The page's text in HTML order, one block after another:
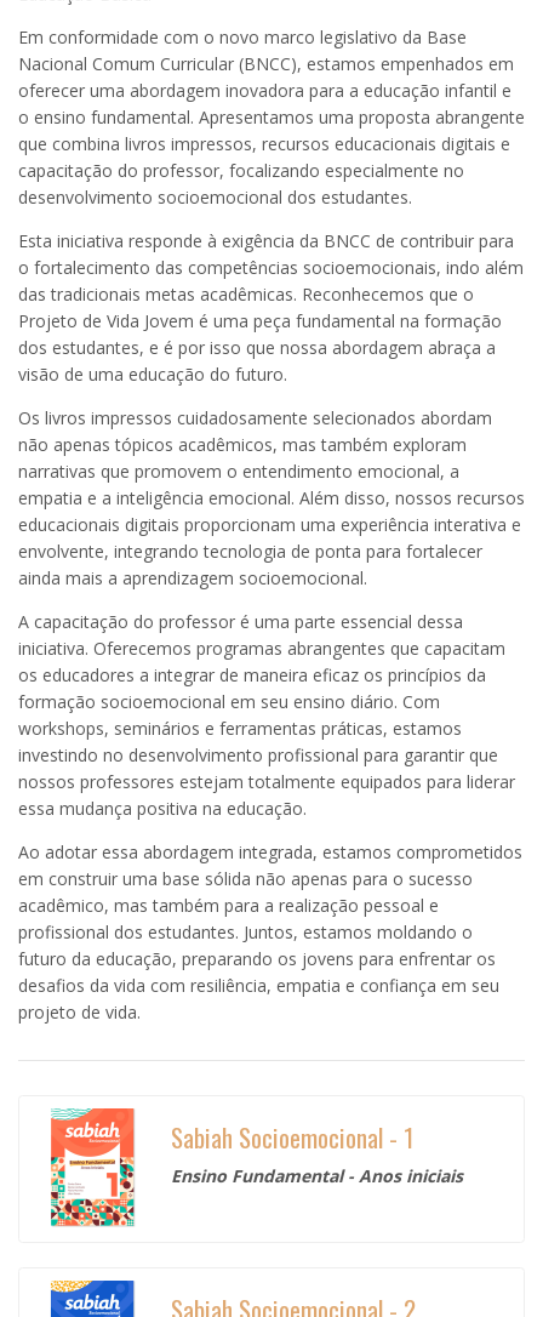
Em conformidade com o novo marco legislativo da Base
Nacional Comum Curricular (BNCC), estamos empenhados em
oferecer uma abordagem inovadora para a educação infantil e
o ensino fundamental. Apresentamos uma proposta abrangente
que combina livros impressos, recursos educacionais digitais e
capacitação do professor, focalizando especialmente no
desenvolvimento socioemocional dos estudantes.
Esta iniciativa responde à exigência da BNCC de contribuir para
o fortalecimento das competências socioemocionais, indo além
das tradicionais metas acadêmicas. Reconhecemos que o
Projeto de Vida Jovem é uma peça fundamental na formação
dos estudantes, e é por isso que nossa abordagem abraça a
visão de uma educação do futuro.
Os livros impressos cuidadosamente selecionados abordam
não apenas tópicos acadêmicos, mas também exploram
narrativas que promovem o entendimento emocional, a
empatia e a inteligência emocional. Além disso, nossos recursos
educacionais digitais proporcionam uma experiência interativa e
envolvente, integrando tecnologia de ponta para fortalecer
ainda mais a aprendizagem socioemocional.
A capacitação do professor é uma parte essencial dessa
iniciativa. Oferecemos programas abrangentes que capacitam
os educadores a integrar de maneira eficaz os princípios da
formação socioemocional em seu ensino diário. Com
workshops, seminários e ferramentas práticas, estamos
investindo no desenvolvimento profissional para garantir que
nossos professores estejam totalmente equipados para liderar
essa mudança positiva na educação.
Ao adotar essa abordagem integrada, estamos comprometidos
em construir uma base sólida não apenas para o sucesso
acadêmico, mas também para a realização pessoal e
profissional dos estudantes. Juntos, estamos moldando o
futuro da educação, preparando os jovens para enfrentar os
desafios da vida com resiliência, empatia e confiança em seu
projeto de vida.
Sabiah Socioemocional - 1
Ensino Fundamental - Anos iniciais
Sabiah Socioemocional - 2